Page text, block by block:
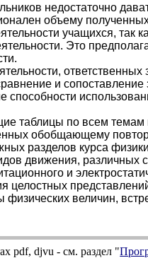
недостаточно
объему
учащихся, так
Это
и
способности
таблицы по всем
обобщающему
разделов курса
движения, различных
и
величин,
pdf,djvu - см. раздел "